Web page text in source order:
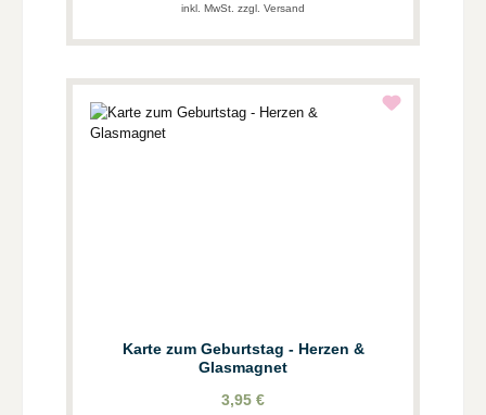
inkl. MwSt. zzgl. Versand
Karte zum Geburtstag - Herzen &
Glasmagnet
3,95 €